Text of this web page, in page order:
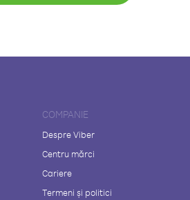
COMPANIE
Despre Viber
Centru mărci
Cariere
Termeni și politici